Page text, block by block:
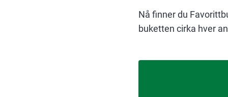
Nå finner du
buketten cirka hver